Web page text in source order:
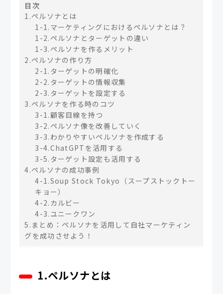
目次
1.ペルソナとは
1-1.マーケティングにおけるペルソナとは？
1-2.ペルソナとターゲットの違い
1-3.ペルソナを作るメリット
2.ペルソナの作り方
2-1.ターゲットの明確化
2-2.ターゲットの情報収集
2-3.ターゲットを設定する
3.ペルソナを作る時のコツ
3-1.顧客目線を持つ
3-2.ペルソナ像を改善していく
3-3.わかりやすいペルソナを作成する
3-4.ChatGPTを活用する
3-5.ターゲット設定も活用する
4.ペルソナの成功事例
4-1.Soup Stock Tokyo（スープストックトー
キョー）
4-2.カルビー
4-3.ユニークワン
5.まとめ：ペルソナを活用して自社マーケティン
グを成功させよう！
1.ペルソナとは